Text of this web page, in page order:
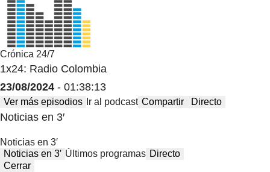
Crónica 24/7
1x24: Radio Colombia
23/08/2024 - 01:38:13
Ver más episodios Ir al podcast Compartir Directo
Noticias en 3′
Noticias en 3′
Noticias en 3′ Últimos programas Directo
Cerrar